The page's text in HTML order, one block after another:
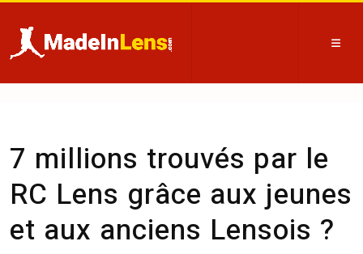
7 millions trouvés par le
RC Lens grâce aux jeunes
et aux anciens Lensois ?